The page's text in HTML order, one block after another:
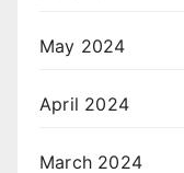
May 2024
April 2024
March 2024